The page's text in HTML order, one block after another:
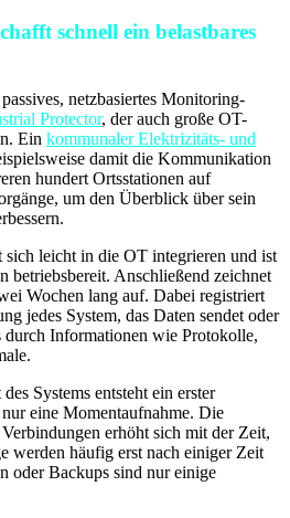
schnell ein belastbares
netzbasiertes Monitoring-
Protector, der auch große OT-
Ein kommunaler Elektrizitäts- und
damit die Kommunikation
hundert Ortsstationen auf
um den Überblick über sein
sich leicht in die OT integrieren und ist
betriebsbereit. Anschließend zeichnet
Wochen lang auf. Dabei registriert
jedes System, das Daten sendet oder
Informationen wie Protokolle,
Systems entsteht ein erster
eine Momentaufnahme. Die
erhöht sich mit der Zeit,
werden häufig erst nach einiger Zeit
oder Backups sind nur einige